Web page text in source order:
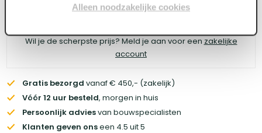
Alleen noodzakelijke cookies
Log in voor prijzen
Wil je de scherpste prijs? Meld je aan voor een zakelijke
account
Gratis bezorgd vanaf € 450,- (zakelijk)
Vóór 12 uur besteld, morgen in huis
Persoonlijk adviesvan bouwspecialisten
Klanten geven onseen 4.5 uit 5